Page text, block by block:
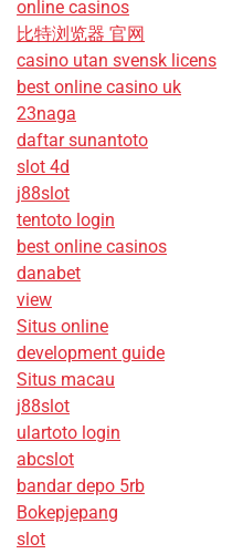
online casinos
比特浏览器 官网
casino utan svensk licens
best online casino uk
23naga
daftar sunantoto
slot 4d
j88slot
tentoto login
best online casinos
danabet
view
Situs online
development guide
Situs macau
j88slot
ulartoto login
abcslot
bandar depo 5rb
Bokepjepang
slot